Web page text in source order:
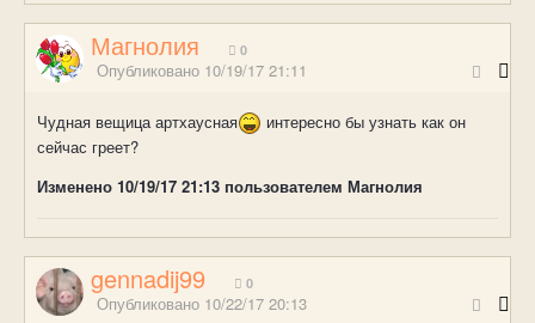
Магнолия 0
Опубликовано 10/19/17 21:11
Чудная вещица артхаусная
интересно бы узнать как он
сейчас греет?
Изменено 10/19/17 21:13 пользователем Магнолия
gennadij99 0
Опубликовано 10/22/17 20:13